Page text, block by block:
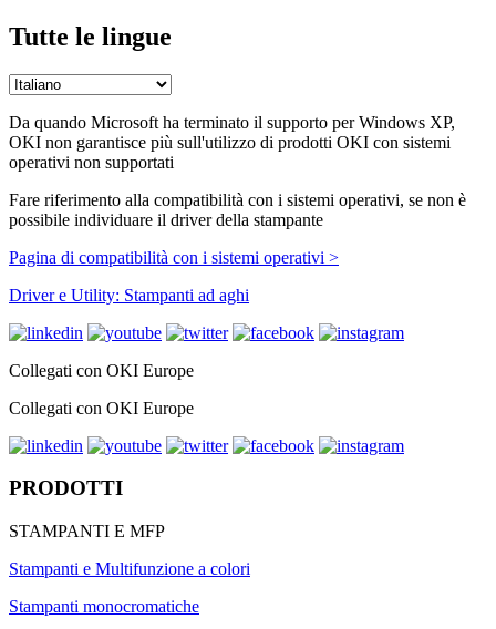
Tutte le lingue
Da quando Microsoft ha terminato il supporto per Windows XP,
OKI non garantisce più sull'utilizzo di prodotti OKI con sistemi
operativi non supportati
Fare riferimento alla compatibilità con i sistemi operativi, se non è
possibile individuare il driver della stampante
Pagina di compatibilità con i sistemi operativi >
Driver e Utility: Stampanti ad aghi
Collegati con OKI Europe
Collegati con OKI Europe
PRODOTTI
STAMPANTI E MFP
Stampanti e Multifunzione a colori
Stampanti monocromatiche